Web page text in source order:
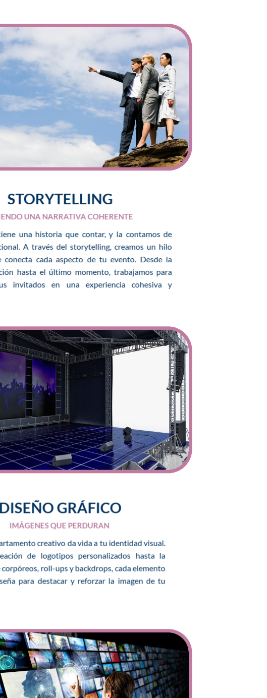
STORYTELLING
UNA NARRATIVA COHERENTE
una historia que contar, y la contamos de
A través del storytelling, creamos un hilo
conecta cada aspecto de tu evento. Desde la
hasta el último momento, trabajamos para
invitados en una experiencia cohesiva y
DISEÑO GRÁFICO
IMÁGENES QUE PERDURAN
creativo da vida a tu identidad visual.
de logotipos personalizados hasta la
roll-ups y backdrops, cada elemento
para destacar y reforzar la imagen de tu